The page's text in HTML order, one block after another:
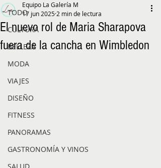
TODO
CULTURA
BELLEZA
MODA
VIAJES
DISEÑO
FITNESS
PANORAMAS
GASTRONOMÍA Y VINOS
El nuevo rol de Maria Sharapova
fuera de la cancha en Wimbledon
Equipo La Galería M
17 jun 2025 2 min de lectura